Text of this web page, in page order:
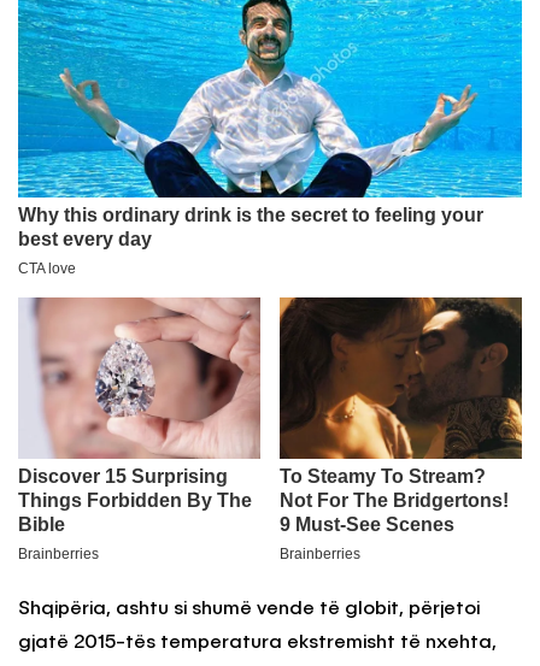
Shqipëria, ashtu si shumë vende të globit, përjetoi
gjatë 2015-tës temperatura ekstremisht të nxehta,